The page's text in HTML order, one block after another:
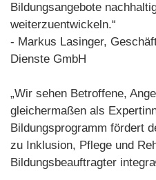
Bildungsangebote
weiterzuentwickeln.“
- Markus Lasinger,
Dienste GmbH
„Wir sehen Betroffene,
gleichermaßen als
Bildungsprogramm fördert
zu Inklusion, Pflege und
Bildungsbeauftragter